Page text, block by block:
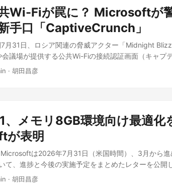
／Inferentiaなど、独自チップを武器にするクラウ
り、Anthropicの主要投資家でもあるAmazon・
をどう位置づけるのかも今後の注目点だ。日本企業
定GPUへの依存を前提にせず、複数の選択肢を比較
の記事は Anthropic will design its own hardware
て独自に執筆したものです。
で管理者パスワードのオフライン解析を許す「
クのBMC：12万6761台を調査したところ、約29%
、この調査に先立って新たな脆弱性を次々と発見し
れている、並行的な攻撃対象領域だ」（
surface）と表現している。 日本市場での注目点
Huaweiはいずれも日本国内のデータセンターでも
インターネットに直接公開せず、管理用VLANや踏
認証を無効化し、より新しい管理プロトコルへの
チ適用サイクルを確立すること、の3点に集約され
るか自体を把握できていない」組織は珍しくなく、
事は Thousands of servers can be backdoored
とに、筆者の見解を加えて独自に執筆したものです
るため、既存のOpenAI SDKやライブラリを使った
けで移行できる。ベンダーロックインを避けたい開
ックと機能 Sakana Namazuは、一度指示を与えると
しながら複雑なタスクを完走する、いわゆるエージ
生成にとどまらず、調べ物や検証を挟みながら結論
の通り(1ドル=約160円換算)。 入力: 1Mトークンあ
ンチマーク評価のポイント Sakana AIが公開したベ
を測る「JFBench」でベースモデルのKimi K2.6を
、ベースモデルからの追加チューニングが実際にス
を獲得したという点だ。政治・社会的に敏感な話題
用途で重視される評価軸であり、ここでの改善幅の
とをうかがわせる。ただし、これらはSakana AI自
Wi-Fiが罠に？ Microsoftが
手口「CaptiveCrunch」
月31日、ロシア関連の脅威アクター「Midnight
議場が提供する公共Wi-Fiの接続認証画面（キャプ
CaptiveCrunch」を展開していると警告した。PC
害を受けた複数のネットワークの管理システムや
セスしている可能性を示唆しているという。個別施
攻撃モデルであり、影響範囲を見積もりにくい点が
への中間者攻撃 スマートフォンやPCはWi-Fi接続時
チェックリクエストを自動送信する仕組みを持つ
返し、ユーザーの通信を攻撃者管理下のフィッシン
· 胡田昌彦
メモリ8GB環境向け最適
が表明
は2026年7月31日（米国時間）、3月から
て、進捗と今後の実施予定をまとめたレターを公開
このレターの中でMicrosoftは新たに4つの改善分野
· 胡田昌彦